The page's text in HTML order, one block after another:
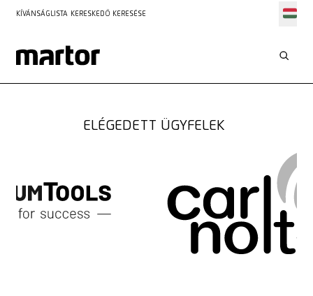
KÍVÁNSÁGLISTA KERESKEDŐ KERESÉSE
ELÉGEDETT ÜGYFELEK